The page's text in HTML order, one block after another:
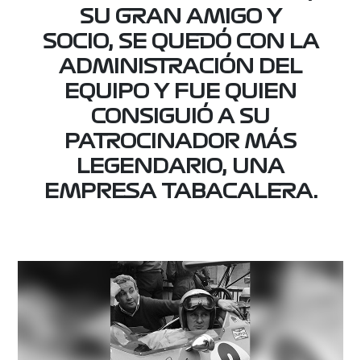
SU GRAN AMIGO Y
SOCIO, SE QUEDÓ CON LA
ADMINISTRACIÓN DEL
EQUIPO Y FUE QUIEN
CONSIGUIÓ A SU
PATROCINADOR MÁS
LEGENDARIO, UNA
EMPRESA TABACALERA.